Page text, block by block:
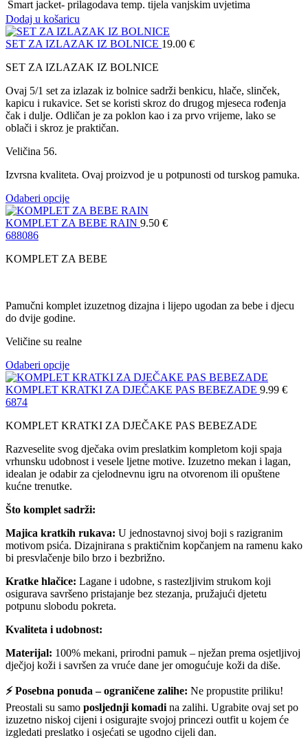
Smart jacket- prilagodava temp. tijela vanjskim uvjetima
Dodaj u košaricu
SET ZA IZLAZAK IZ BOLNICE 19.00 €
SET ZA IZLAZAK IZ BOLNICE
Ovaj 5/1 set za izlazak iz bolnice sadrži benkicu, hlače, slinček,
kapicu i rukavice. Set se koristi skroz do drugog mjeseca rođenja
čak i dulje. Odličan je za poklon kao i za prvo vrijeme, lako se
oblači i skroz je praktičan.
Veličina 56.
Izvrsna kvaliteta. Ovaj proizvod je u potpunosti od turskog pamuka.
Odaberi opcije
KOMPLET ZA BEBE RAIN 9.50 €
688086
KOMPLET ZA BEBE
Pamučni komplet izuzetnog dizajna i lijepo ugodan za bebe i djecu
do dvije godine.
Veličine su realne
Odaberi opcije
KOMPLET KRATKI ZA DJEČAKE PAS BEBEZADE 9.99 €
6874
KOMPLET KRATKI ZA DJEČAKE PAS BEBEZADE
Razveselite svog dječaka ovim preslatkim kompletom koji spaja
vrhunsku udobnost i vesele ljetne motive. Izuzetno mekan i lagan,
idealan je odabir za cjelodnevnu igru na otvorenom ili opuštene
kućne trenutke.
Što komplet sadrži:
Majica kratkih rukava: U jednostavnoj sivoj boji s razigranim
motivom psića. Dizajnirana s praktičnim kopčanjem na ramenu kako
bi presvlačenje bilo brzo i bezbrižno.
Kratke hlačice: Lagane i udobne, s rastezljivim strukom koji
osigurava savršeno pristajanje bez stezanja, pružajući djetetu
potpunu slobodu pokreta.
Kvaliteta i udobnost:
Materijal: 100% mekani, prirodni pamuk – nježan prema osjetljivoj
dječjoj koži i savršen za vruće dane jer omogućuje koži da diše.
⚡ Posebna ponuda – ograničene zalihe: Ne propustite priliku!
Preostali su samo posljednji komadi na zalihi. Ugrabite ovaj set po
izuzetno niskoj cijeni i osigurajte svojoj princezi outfit u kojem će
izgledati preslatko i osjećati se ugodno cijeli dan.